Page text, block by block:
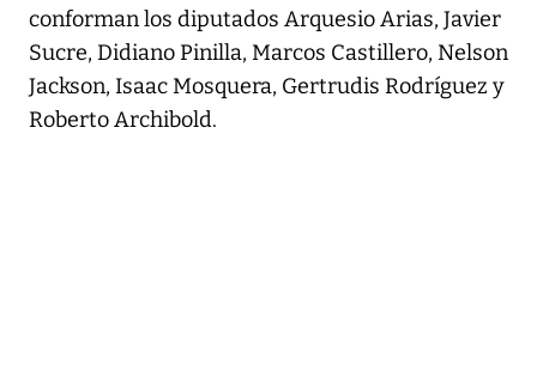
conforman los diputados Arquesio Arias, Javier
Sucre, Didiano Pinilla, Marcos Castillero, Nelson
Jackson, Isaac Mosquera, Gertrudis Rodríguez y
Roberto Archibold.